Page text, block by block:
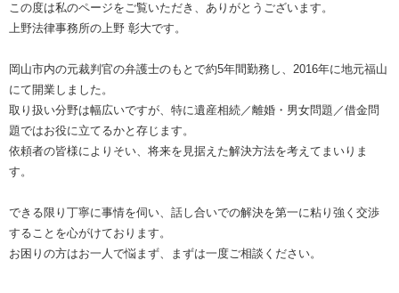
この度は私のページをご覧いただき、ありがとうございます。
上野法律事務所の上野 彰大です。
岡山市内の元裁判官の弁護士のもとで約5年間勤務し、2016年に地元福山
にて開業しました。
取り扱い分野は幅広いですが、特に遺産相続／離婚・男女問題／借金問
題ではお役に立てるかと存じます。
依頼者の皆様によりそい、将来を見据えた解決方法を考えてまいりま
す。
できる限り丁寧に事情を伺い、話し合いでの解決を第一に粘り強く交渉
することを心がけております。
お困りの方はお一人で悩まず、まずは一度ご相談ください。